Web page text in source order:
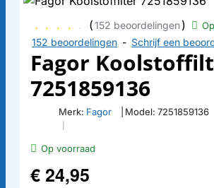
Op voorraad
Fagor
7251859136
Merk: Fagor Model: 7251859136
(152 beoordelingen)
152 beoordelingen - Schrijf een
€ 24,95